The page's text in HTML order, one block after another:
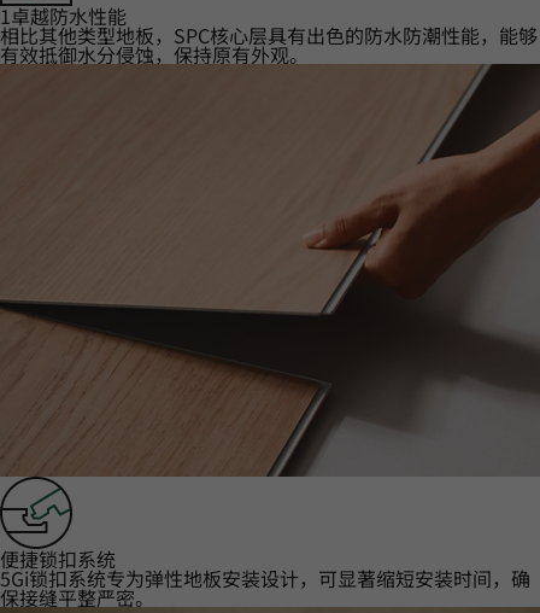
1卓越防水性能‌
相比其他类型地板，SPC核心层具有出色的防水防潮性能，能够
有效抵御水分侵蚀，保持原有外观。
便捷锁扣系统‌
5Gi锁扣系统专为弹性地板安装设计，可显著缩短安装时间，确
保接缝平整严密。